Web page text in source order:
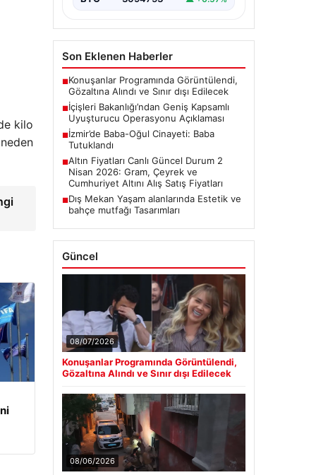
kilo
Son Eklenen Haberler
■Konuşanlar Programında Görüntülendi,
Gözaltına Alındı ve Sınır dışı Edilecek
■İçişleri Bakanlığı’ndan Geniş Kapsamlı
Uyuşturucu Operasyonu Açıklaması
■İzmir’de Baba-Oğul Cinayeti: Baba
Tutuklandı
■Altın Fiyatları Canlı Güncel Durum 2
Nisan 2026: Gram, Çeyrek ve
Cumhuriyet Altını Alış Satış Fiyatları
■Dış Mekan Yaşam alanlarında Estetik ve
bahçe mutfağı Tasarımları
Güncel
08/07/2026
Konuşanlar Programında Görüntülendi,
Gözaltına Alındı ve Sınır dışı Edilecek
08/06/2026